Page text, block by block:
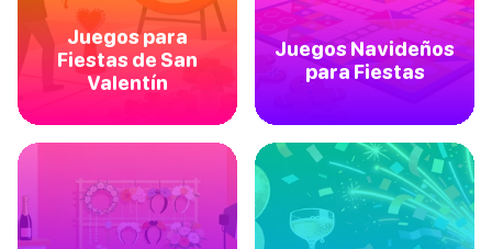
Juegos para
Fiestas de San
Valentín
Juegos Navideños
para Fiestas